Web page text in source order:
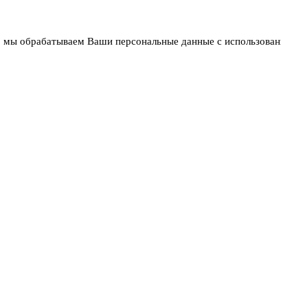
обрабатываем Ваши персональные данные с